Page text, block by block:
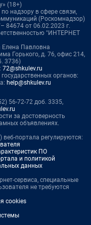
(18+)
надзору в сфере связи,
(Роскомнадзор)
от 06.02.2023 г.
"ИНТЕРНЕТ
Елена Павловна
Горького, д. 76, офис 214,
3736)
72@shkulev.ru
органов:
help@shkulev.ru
56-72-72 доб. 3335,
за достоверность
объявлениях.
веб-портала регулируются:
ПО
и политикой
данных
сервиса, специальные
не требуются
cookies